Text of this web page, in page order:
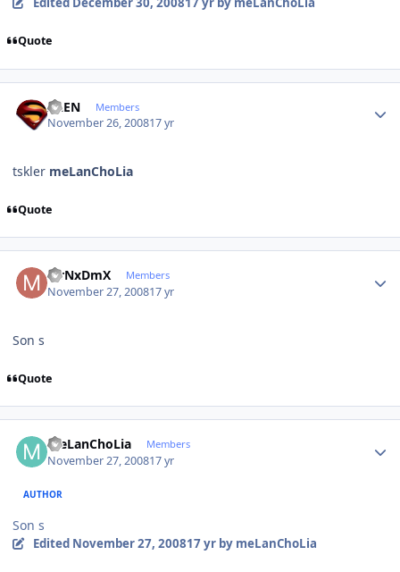
Quote
ALEN Members
November 26, 200817 yr
tskler meLanChoLia
Quote
MrNxDmX Members
November 27, 200817 yr
Son s
Quote
meLanChoLia Members
November 27, 200817 yr
AUTHOR
Son s
Edited November 27, 200817 yrby meLanChoLia